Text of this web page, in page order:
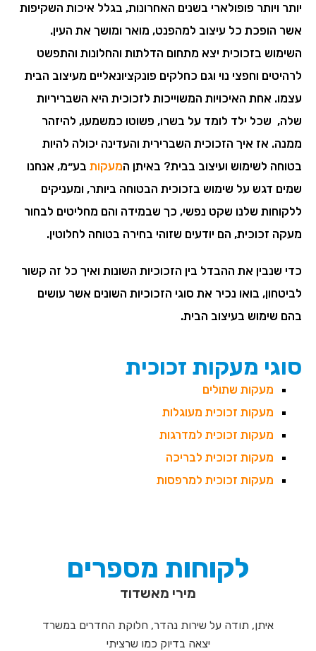
יותר ויותר פופולארי בשנים האחרונות, בגלל איכות השקיפות
אשר הופכת כל עיצוב למהפנט, מואר ומושך את העין.
השימוש בזכוכית יצא מתחום הדלתות והחלונות והתפשט
לרהיטים וחפצי נוי וגם כחלקים פונקציונאליים מעיצוב הבית
עצמו. אחת האיכויות המשוייכות לזכוכית היא השבריריות
שלה, שכל ילד לומד על בשרו, פשוטו כמשמעו, להיזהר
ממנה. אז איך הזכוכית השברירית והעדינה יכולה להיות
בטוחה לשימוש ועיצוב בבית? באיתן המעקות בע״מ, אנחנו
שמים דגש על שימוש בזכוכית הבטוחה ביותר, ומעניקים
ללקוחות שלנו שקט נפשי, כך שבמידה והם מחליטים לבחור
מעקה זכוכית, הם יודעים שזוהי בחירה בטוחה לחלוטין.
כדי שנבין את ההבדל בין הזכוכיות השונות ואיך כל זה קשור
לביטחון, בואו נכיר את סוגי הזכוכיות השונים אשר עושים
בהם שימוש בעיצוב הבית.
סוגי מעקות זכוכית
מעקות שתולים
מעקות זכוכית מעוגלות
מעקות זכוכית למדרגות
מעקות זכוכית לבריכה
מעקות זכוכית למרפסות
לקוחות מספרים
מירי מאשדוד
איתן, תודה על שירות נהדר, חלוקת החדרים במשרד
יצאה בדיוק כמו שרציתי